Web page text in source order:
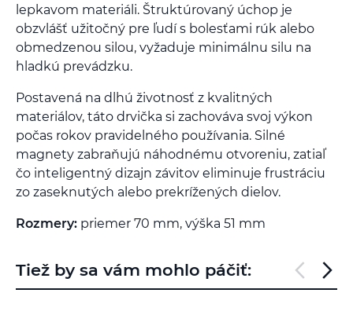
lepkavom materiáli. Štruktúrovaný úchop je
obzvlášť užitočný pre ľudí s bolesťami rúk alebo
obmedzenou silou, vyžaduje minimálnu silu na
hladkú prevádzku.
Postavená na dlhú životnosť z kvalitných
materiálov, táto drvička si zachováva svoj výkon
počas rokov pravidelného používania. Silné
magnety zabraňujú náhodnému otvoreniu, zatiaľ
čo inteligentný dizajn závitov eliminuje frustráciu
zo zaseknutých alebo prekrížených dielov.
Rozmery: priemer 70 mm, výška 51 mm
Tiež by sa vám mohlo páčiť: